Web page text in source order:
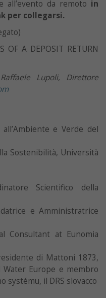
all’evento da remoto in
per collegarsi.
OF A DEPOSIT RETURN
Lupoli, Direttore
e Verde del
Sostenibilità, Università
Scientifico della
e Amministratrice
Consultant at Eunomia
di Mattoni 1873,
Europe e membro
systému, il DRS slovacco